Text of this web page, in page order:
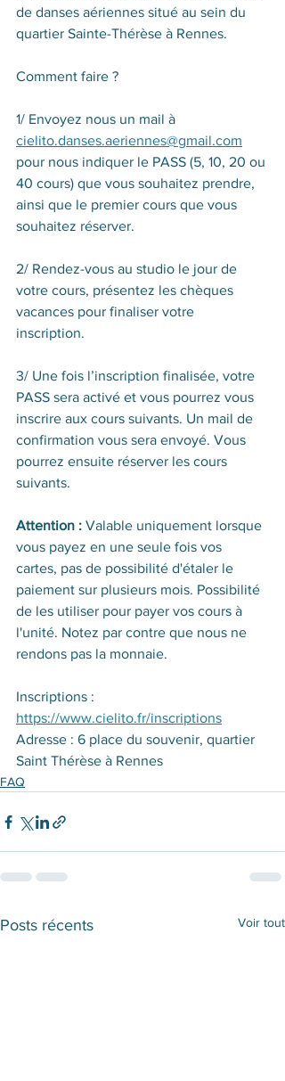
de danses aériennes situé au sein du
quartier Sainte-Thérèse à Rennes.
Comment faire ?
1/ Envoyez nous un mail à
cielito.danses.aeriennes@gmail.com
pour nous indiquer le PASS (5, 10, 20 ou
40 cours) que vous souhaitez prendre,
ainsi que le premier cours que vous
souhaitez réserver.
2/ Rendez-vous au studio le jour de
votre cours, présentez les chèques
vacances pour finaliser votre
inscription.
3/ Une fois l’inscription finalisée, votre
PASS sera activé et vous pourrez vous
inscrire aux cours suivants. Un mail de
confirmation vous sera envoyé. Vous
pourrez ensuite réserver les cours
suivants.
Attention : Valable uniquement lorsque
vous payez en une seule fois vos
cartes, pas de possibilité d'étaler le
paiement sur plusieurs mois. Possibilité
de les utiliser pour payer vos cours à
l'unité. Notez par contre que nous ne
rendons pas la monnaie.
Inscriptions :
https://www.cielito.fr/inscriptions
Adresse : 6 place du souvenir, quartier
Saint Thérèse à Rennes
FAQ
Posts récents Voir tout